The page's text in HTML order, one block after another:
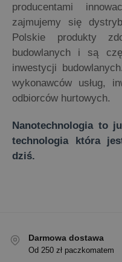
producentami
zajmujemy się
Polskie produkty
budowlanych i są
inwestycji
wykonawców usług,
odbiorców hurtowych.
Nanotechnologia to
technologia która
dziś.
Darmowa dostawa
Od 250 zł paczkomatem